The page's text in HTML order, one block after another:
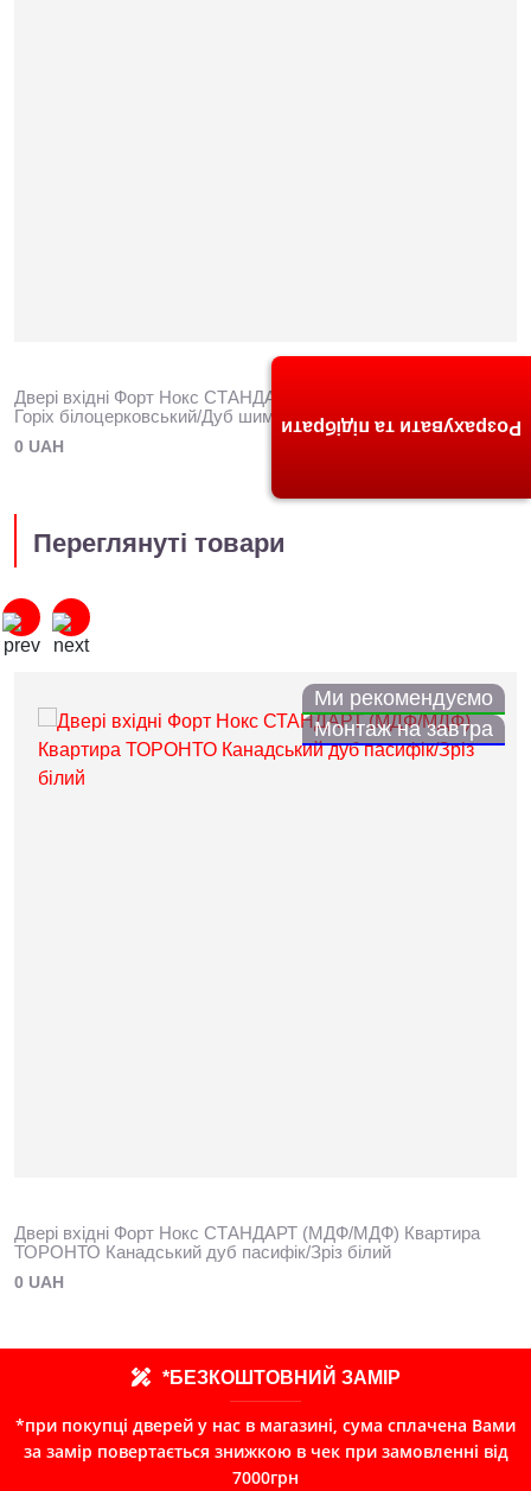
Двері вхідні Форт Нокс СТАНДАРТ (МДФ/МДФ) Квартира
Горіх білоцерковський/Дуб шимо світлий DG-36
0 UAH
Переглянуті товари
Ми рекомендуємо
Монтаж на завтра
Двері вхідні Форт Нокс СТАНДАРТ (МДФ/МДФ) Квартира
ТОРОНТО Канадський дуб пасифік/Зріз білий
0 UAH
*БЕЗКОШТОВНИЙ ЗАМІР
*при покупці дверей у нас в магазині, сума сплачена Вами
за замір повертається знижкою в чек при замовленні від
7000грн
Розрахувати та підібрати